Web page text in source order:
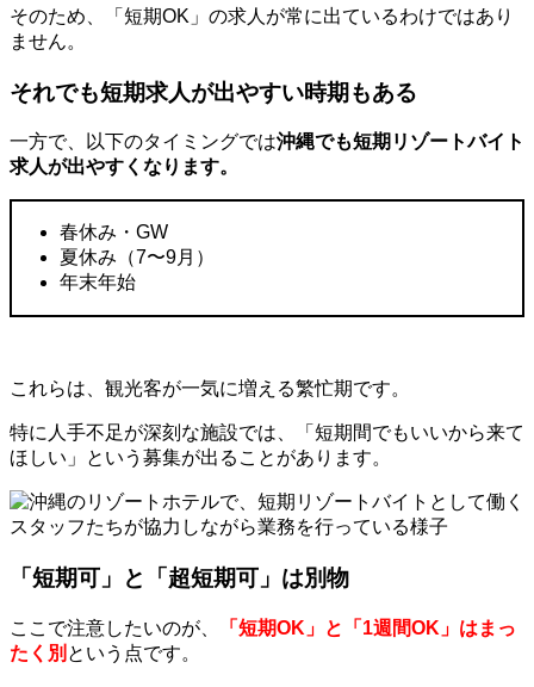
そのため、「短期OK 」の求人が常に出ているわけではあり
ません。
それでも短期求人が出やすい時期もある
一方で、以下のタイミングでは沖縄でも短期リゾートバイト
求人が出やすくなります。
春休み・ GW
夏休み（7〜9月）
年末年始
これらは、観光客が一気に増える繁忙期です。
特に人手不足が深刻な施設では、「短期間でもいいから来て
ほしい」という募集が出ることがあります。
「短期可」と「超短期可」は別物
ここで注意したいのが、
「短期OK」と「1週間OK」はまっ
たく別 という点です。